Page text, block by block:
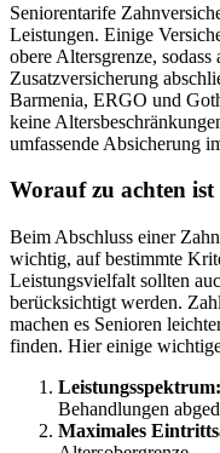
Seniorentarife
Leistungen. Einige
obere Altersgrenze,
Zusatzversicherung
Barmenia, ERGO und
keine
umfassende Absicherung
Worauf zu achten ist
Beim Abschluss einer
wichtig, auf bestimmte
Leistungsvielfalt sollten
berücksichtigt werden.
machen es Senioren
finden. Hier einige
Leistungsspektrum:
Behandlungen
Maximales